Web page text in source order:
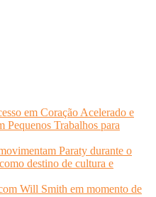
em Coração Acelerado e
Pequenos Trabalhos para
Paraty durante o
destino de cultura e
Will Smith em momento de